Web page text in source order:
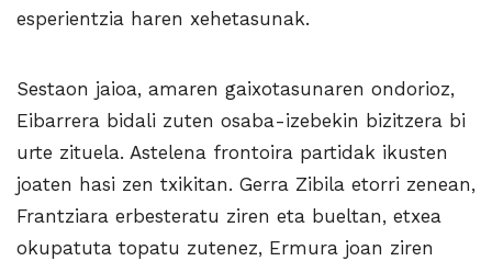
esperientzia haren xehetasunak.
Sestaon jaioa, amaren gai­xotasunaren ondorioz,
Eibarrera bidali zuten osaba-izebekin bizitzera bi
urte zituela. Astelena frontoira partidak ikusten
joaten hasi zen txikitan. Gerra Zibila etorri zenean,
Frantziara erbesteratu ziren eta bueltan, etxea
okupatuta topatu zutenez, Ermura joan ziren